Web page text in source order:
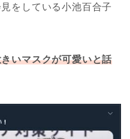
をしている小池百合子
いマスクが可愛いと話